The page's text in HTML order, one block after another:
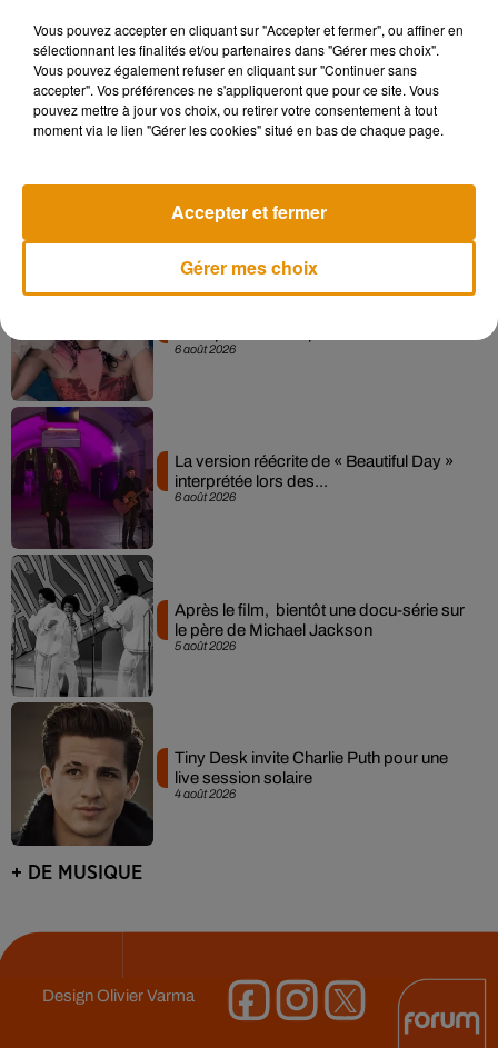
7 août 2026
Sensation » avec Kylie Minogue
collaboration tant attendue
6 août 2026
6 août 2026
La version réécrite de « Beautiful Day »
interprétée lors des...
5 août 2026
Après le film, bientôt une docu-série sur
le père de Michael Jackson
4 août 2026
Tiny Desk invite Charlie Puth pour une
live session solaire
+ DE MUSIQUE
DesignOlivier Varma
Vous pouvez accepter en cliquant sur "Accepter et fermer", ou affiner en
sélectionnant les finalités et/ou partenaires dans "Gérer mes choix".
Vous pouvez également refuser en cliquant sur "Continuer sans
accepter". Vos préférences ne s'appliqueront que pour ce site. Vous
pouvez mettre à jour vos choix, ou retirer votre consentement à tout
moment via le lien "Gérer les cookies" situé en bas de chaque page.
Gérer mes choix
Accepter et fermer